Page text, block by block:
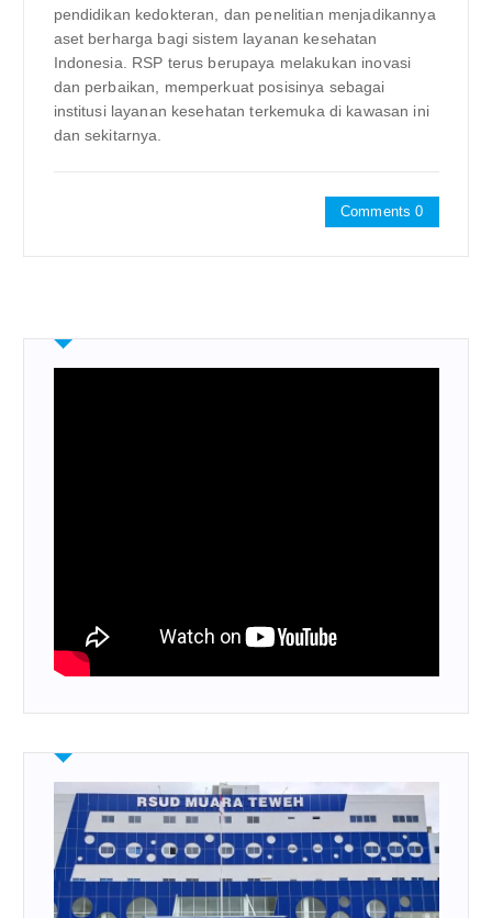
pendidikan kedokteran, dan penelitian menjadikannya
aset berharga bagi sistem layanan kesehatan
Indonesia. RSP terus berupaya melakukan inovasi
dan perbaikan, memperkuat posisinya sebagai
institusi layanan kesehatan terkemuka di kawasan ini
dan sekitarnya.
Comments 0